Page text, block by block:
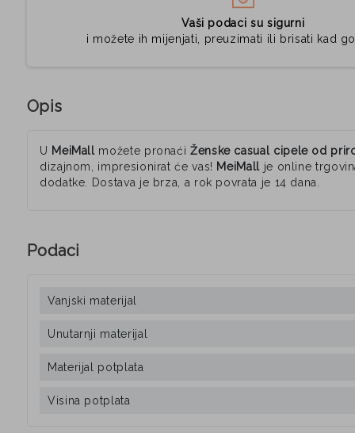
Vaši podaci su sigurni
i možete ih mijenjati, preuzimati ili brisati kad
Opis
U MeiMall možete pronaćiŽenske casual cipele od
dizajnom, impresionirat će vas! MeiMall je online
dodatke. Dostava je brza, a rok povrata je 14 dana.
Podaci
Vanjski materijal
Unutarnji materijal
Materijal potplata
Visina potplata